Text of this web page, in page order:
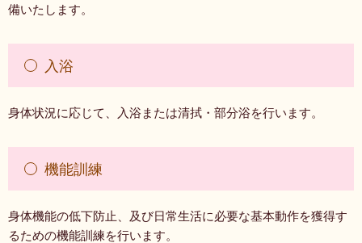
備いたします。
入浴
身体状況に応じて、入浴または清拭・部分浴を行います。
機能訓練
身体機能の低下防止、及び日常生活に必要な基本動作を獲得す
るための機能訓練を行います。